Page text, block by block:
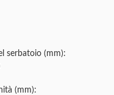
serbatoio (mm):
(mm):